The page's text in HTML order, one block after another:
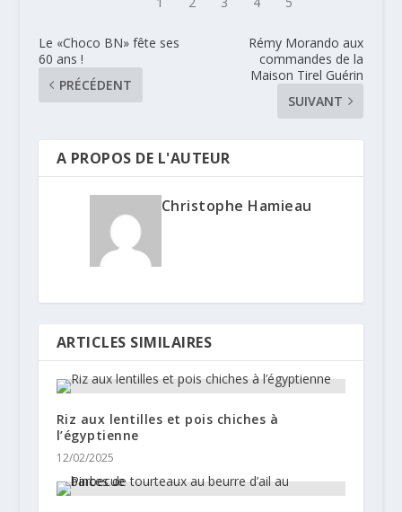
Le «Choco BN» fête ses
60 ans !
PRÉCÉDENT
Rémy Morando aux
commandes de la
Maison Tirel Guérin
SUIVANT
A PROPOS DE L'AUTEUR
Christophe Hamieau
ARTICLES SIMILAIRES
Riz aux lentilles et pois chiches à
l’égyptienne
12/02/2025